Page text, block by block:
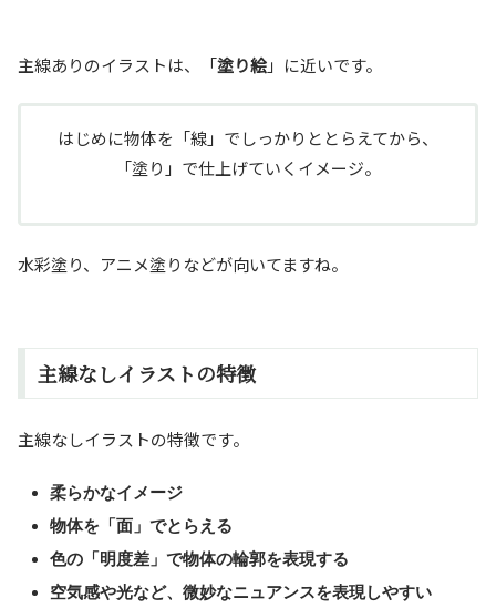
主線ありのイラストは、「塗り絵」に近いです。
はじめに物体を「線」でしっかりととらえてから、
「塗り」で仕上げていくイメージ。
水彩塗り、アニメ塗りなどが向いてますね。
主線なしイラストの特徴
主線なしイラストの特徴です。
柔らかなイメージ
物体を「面」でとらえる
色の「明度差」で物体の輪郭を表現する
空気感や光など、微妙なニュアンスを表現しやすい